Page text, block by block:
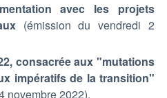
avec les projets
(émission du vendredi 2
consacrée aux "mutations
impératifs de la transition"
novembre 2022).